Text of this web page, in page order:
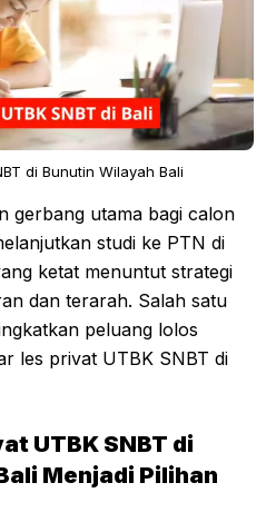
di Bunutin Wilayah Bali
gerbang utama bagi calon
studi ke PTN di
ketat menuntut strategi
dan terarah. Salah satu
peluang lolos
les privat UTBK SNBT di
UTBK SNBT di
Menjadi Pilihan